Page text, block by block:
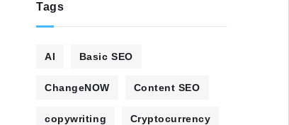
Tags
AI Basic SEO
ChangeNOW Content SEO
copywriting Cryptocurrency